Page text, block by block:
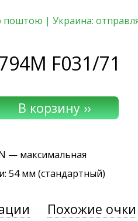
| Украина:
F031/71
— максимальная
54 мм (стандартный)
Похожие очки